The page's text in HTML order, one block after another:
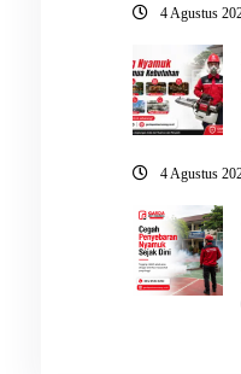
4 Agustus
4 Agustus